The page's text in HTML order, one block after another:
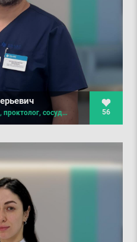
56
Врач-хирург высшей категории, проктолог, сосудистый хирург, врач ультразвуковой диагностики